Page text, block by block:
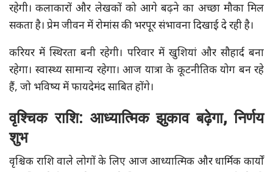
रहेगी। कलाकारों और लेखकों को आगे बढ़ने का अच्छा मौका मिल
सकता है। प्रेम जीवन में रोमांस की भरपूर संभावना दिखाई दे रही है।
करियर में स्थिरता बनी रहेगी। परिवार में खुशियां और सौहार्द बना
रहेगा। स्वास्थ्य सामान्य रहेगा। आज यात्रा के कूटनीतिक योग बन रहे
हैं, जो भविष्य में फायदेमंद साबित होंगे।
वृश्चिक राशि: आध्यात्मिक झुकाव बढ़ेगा, निर्णय
शुभ
वृश्चिक राशि वाले लोगों के लिए आज आध्यात्मिक और धार्मिक कार्यों